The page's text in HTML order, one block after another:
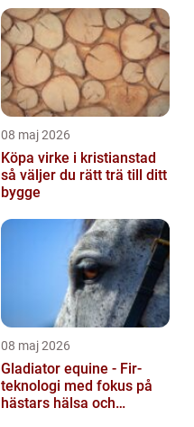
08 maj 2026
Köpa virke i kristianstad
så väljer du rätt trä till ditt
bygge
08 maj 2026
Gladiator equine - Fir-
teknologi med fokus på
hästars hälsa och